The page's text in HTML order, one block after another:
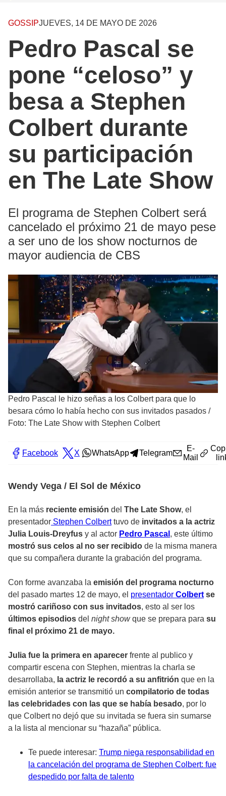
GOSSIPJUEVES, 14 DE MAYO DE 2026
Pedro Pascal se
pone “celoso” y
besa a Stephen
Colbert durante
su participación
en The Late Show
El programa de Stephen Colbert será
cancelado el próximo 21 de mayo pese
a ser uno de los show nocturnos de
mayor audiencia de CBS
Pedro Pascal le hizo señas a los Colbert para que lo
besara cómo lo había hecho con sus invitados pasados /
Foto: The Late Show with Stephen Colbert
Facebook X WhatsApp Telegram
E-
Mail
Wendy Vega / El Sol de México
En la más reciente emisión del The Late Show, el
presentador Stephen Colberttuvo de invitados a la actriz
Julia Louis-Dreyfus y al actor Pedro Pascal , este último
mostró sus celos al no ser recibido de la misma manera
que su compañera durante la grabación del programa.
Con forme avanzaba la emisión del programa nocturno
del pasado martes 12 de mayo, el presentador Colbert se
mostró cariñoso con sus invitados, esto al ser los
últimos episodios del night showque se prepara para su
final el próximo 21 de mayo.
Julia fue la primera en aparecer frente al publico y
compartir escena con Stephen, mientras la charla se
desarrollaba, la actriz le recordó a su anfitrión que en la
emisión anterior se transmitió un compilatorio de todas
las celebridades con las que se había besado, por lo
que Colbert no dejó que su invitada se fuera sin sumarse
a la lista al mencionar su “hazaña” pública.
Te puede interesar: Trump niega responsabilidad en
la cancelación del programa de Stephen Colbert: fue
despedido por falta de talento